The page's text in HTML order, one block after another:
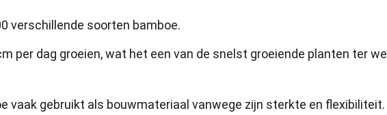
verschillende soorten bamboe.
per dag groeien, wat het een van de snelst groeiende planten ter
vaak gebruikt als bouwmateriaal vanwege zijn sterkte en flexibiliteit.